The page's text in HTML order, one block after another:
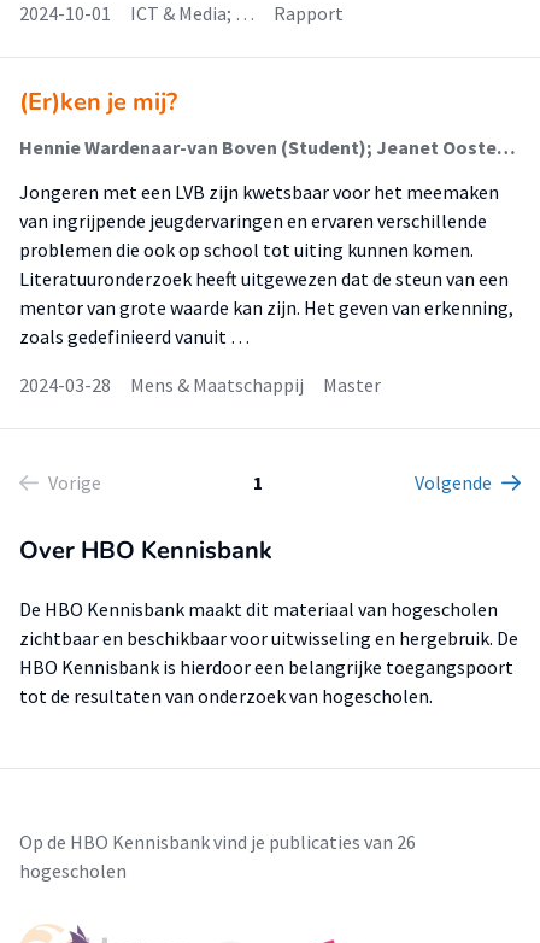
2024-10-01
ICT & Media; … Rapport
(Er)ken je mij?
Hennie Wardenaar-van Boven (Student); Jeanet Oosterhuis (Begeleider)
Jongeren met een LVB zijn kwetsbaar voor het meemaken
van ingrijpende jeugdervaringen en ervaren verschillende
problemen die ook op school tot uiting kunnen komen.
Literatuuronderzoek heeft uitgewezen dat de steun van een
mentor van grote waarde kan zijn. Het geven van erkenning,
zoals gedefinieerd vanuit …
2024-03-28
Mens & Maatschappij Master
Vorige 1 Volgende
Over HBO Kennisbank
De HBO Kennisbank maakt dit materiaal van hogescholen
zichtbaar en beschikbaar voor uitwisseling en hergebruik. De
HBO Kennisbank is hierdoor een belangrijke toegangspoort
tot de resultaten van onderzoek van hogescholen.
Op de HBO Kennisbank vind je publicaties van 26
hogescholen